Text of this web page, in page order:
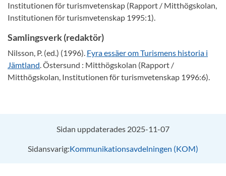
Institutionen för turismvetenskap (Rapport / Mitthögskolan,
Institutionen för turismvetenskap 1995:1).
Samlingsverk (redaktör)
Nilsson, P. (ed.) (1996). Fyra essäer om Turismens historia i
Jämtland. Östersund : Mitthögskolan (Rapport /
Mitthögskolan, Institutionen för turismvetenskap 1996:6).
Sidan uppdaterades 2025-11-07
Sidansvarig:Kommunikationsavdelningen (KOM)